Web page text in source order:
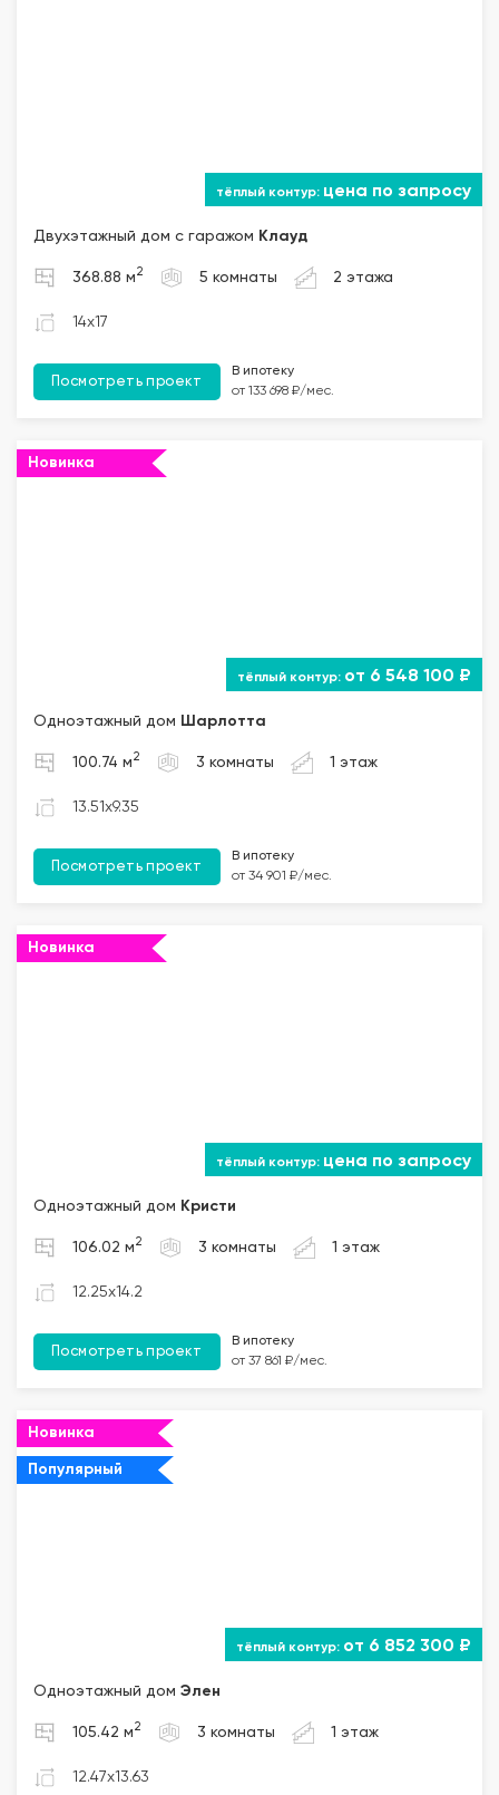
цена по запросу
Двухэтажный дом с гаражом Клауд
368.88 м 2 5 комнаты 2 этажа
14x17
Посмотреть проект
В ипотеку
от 133 698 ₽/мес.
Новинка
от 6 548 100 ₽
Одноэтажный дом Шарлотта
100.74 м 2 3 комнаты 1 этаж
13.51x9.35
Посмотреть проект
В ипотеку
от 34 901 ₽/мес.
Новинка
цена по запросу
Одноэтажный дом Кристи
106.02 м 2 3 комнаты 1 этаж
12.25x14.2
Посмотреть проект
В ипотеку
от 37 861 ₽/мес.
Новинка
Популярный
от 6 852 300 ₽
Одноэтажный дом Элен
105.42 м 2 3 комнаты 1 этаж
12.47x13.63